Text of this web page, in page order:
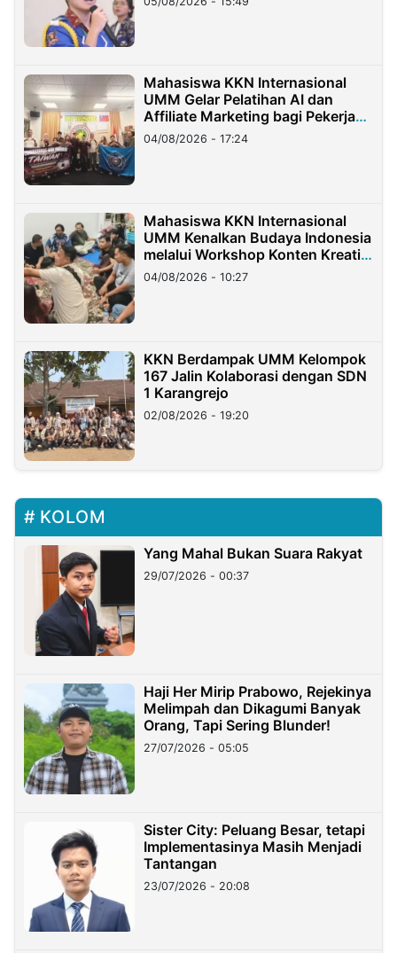
Mahasiswa KKN Internasional
UMM Gelar Pelatihan AI dan
Affiliate Marketing bagi Pekerja
Migran Indonesia di Taiwan
04/08/2026 - 17:24
Mahasiswa KKN Internasional
UMM Kenalkan Budaya Indonesia
melalui Workshop Konten Kreatif
di Taiwan
04/08/2026 - 10:27
KKN Berdampak UMM Kelompok
167 Jalin Kolaborasi dengan SDN
1 Karangrejo
02/08/2026 - 19:20
KOLOM
Yang Mahal Bukan Suara Rakyat
29/07/2026 - 00:37
Haji Her Mirip Prabowo, Rejekinya
Melimpah dan Dikagumi Banyak
Orang, Tapi Sering Blunder!
27/07/2026 - 05:05
Sister City: Peluang Besar, tetapi
Implementasinya Masih Menjadi
Tantangan
23/07/2026 - 20:08